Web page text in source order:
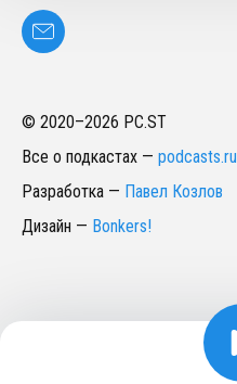
© 2020–2026 PC.ST
Все о подкастах — podcasts.ru
Разработка — Павел Козлов
Дизайн — Bonkers!